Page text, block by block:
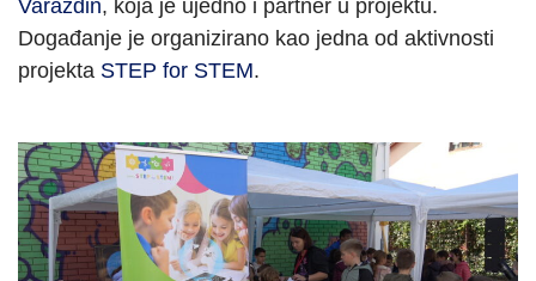
Varaždin, koja je ujedno i partner u projektu.
Događanje je organizirano kao jedna od aktivnosti
projekta STEP for STEM.